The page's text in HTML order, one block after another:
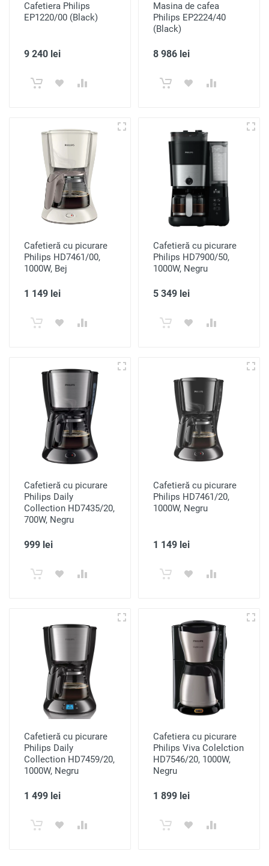
Cafetiera Philips
EP1220/00 (Black)
9 240 lei
Masina de cafea
Philips EP2224/40
(Black)
8 986 lei
Cafetieră cu picurare
Philips HD7461/00,
1000W, Bej
1 149 lei
Cafetieră cu picurare
Philips HD7900/50,
1000W, Negru
5 349 lei
Cafetieră cu picurare
Philips Daily
Collection HD7435/20,
700W, Negru
999 lei
Cafetieră cu picurare
Philips HD7461/20,
1000W, Negru
1 149 lei
Cafetieră cu picurare
Philips Daily
Collection HD7459/20,
1000W, Negru
1 499 lei
Cafetiera cu picurare
Philips Viva Colelction
HD7546/20, 1000W,
Negru
1 899 lei